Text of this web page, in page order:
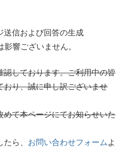
送信および回答の生成
響ございません。
認しております。ご利用中の皆
おり、誠に申し訳ございませ
めて本ページにてお知らせいた
ら、 お問い合わせフォーム よ